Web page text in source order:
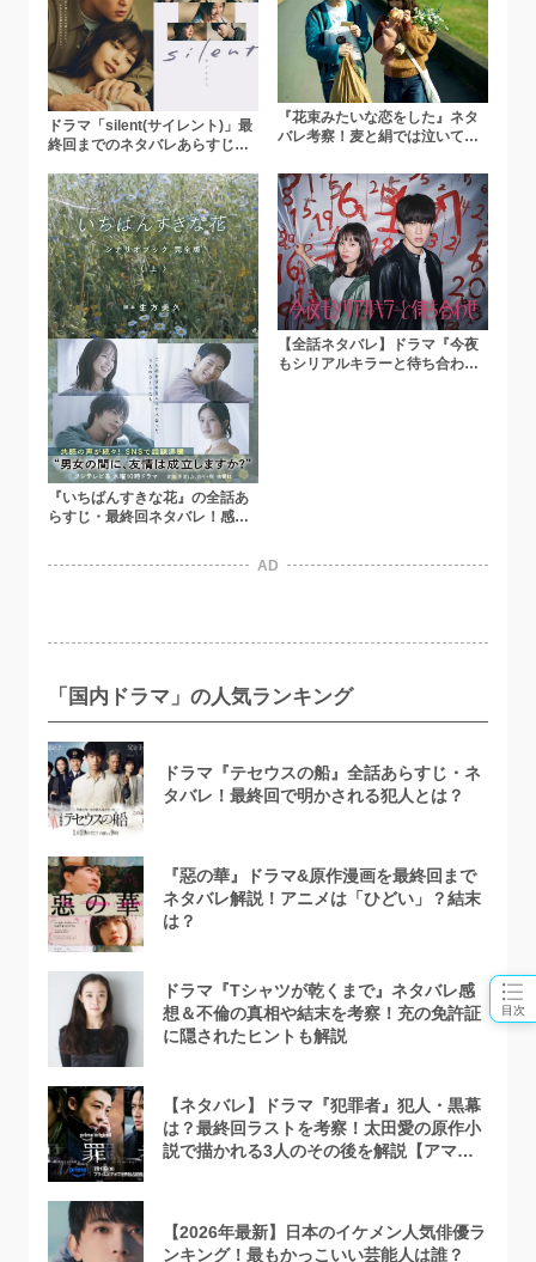
目次
ドラマ「silent(サイレント)」最
終回までのネタバレあらすじ！
『花束みたいな恋をした』ネタ
バレ考察！麦と絹では泣いてい
の意味も解説！
『いちばんすきな花』の全話あ
らすじ・最終回ネタバレ！感想
【全話ネタバレ】ドラマ『今夜
もシリアルキラーと待ち合わ
AD
「国内ドラマ」の人気ランキング
ドラマ『テセウスの船』全話あらすじ・ネ
タバレ！最終回で明かされる犯人とは？
『惡の華』ドラマ&原作漫画を最終回まで
ネタバレ解説！アニメは「ひどい」？結末
は？
ドラマ『Tシャツが乾くまで』ネタバレ感
想＆不倫の真相や結末を考察！充の免許証
に隠されたヒントも解説
【ネタバレ】ドラマ『犯罪者』犯人・黒幕
は？最終回ラストを考察！太田愛の原作小
説で描かれる3人のその後を解説【アマプ
【2026年最新】日本のイケメン人気俳優ラ
ンキング！最もかっこいい芸能人は誰？